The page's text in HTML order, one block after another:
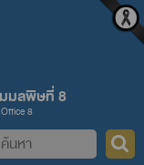
มลพิษที่ 8
8
หา